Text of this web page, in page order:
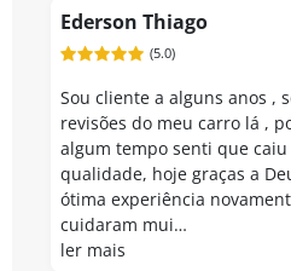
Ederson Thiago
(5.0)
Sou cliente a alguns anos ,
revisões do meu carro lá ,
algum tempo senti que caiu
qualidade, hoje graças a
ótima experiência
cuidaram mui…
ler mais